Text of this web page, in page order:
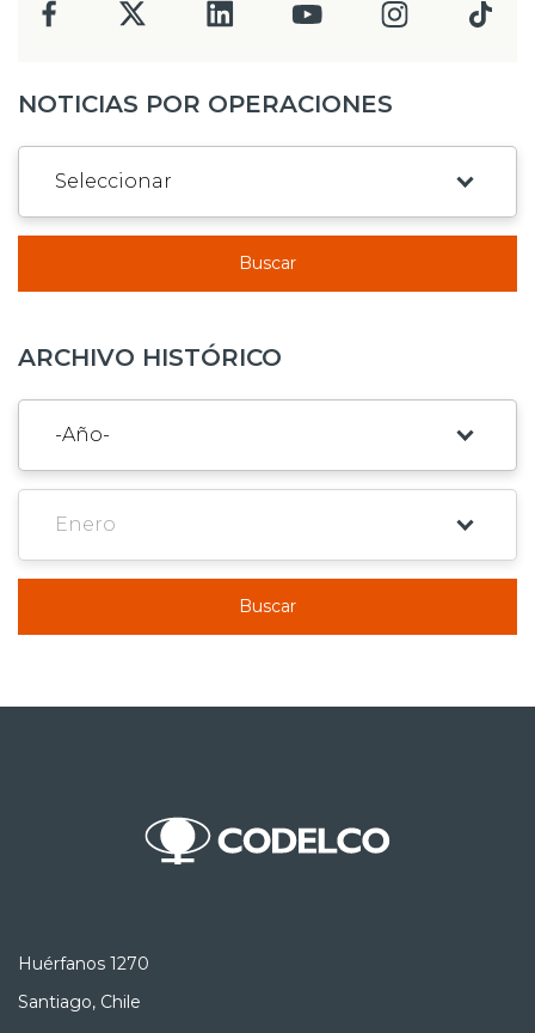
NOTICIAS POR OPERACIONES
Buscar
ARCHIVO HISTÓRICO
Buscar
Huérfanos 1270
Santiago, Chile